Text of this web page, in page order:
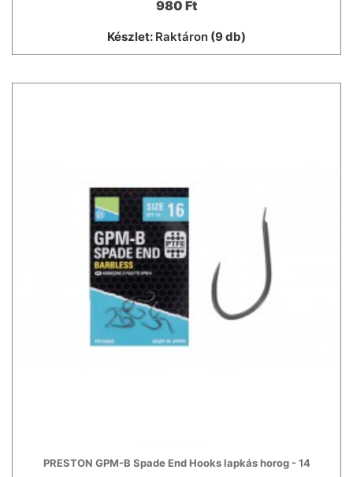
980 Ft
Készlet: Raktáron (9 db)
PRESTON GPM-B Spade End Hooks lapkás horog - 14